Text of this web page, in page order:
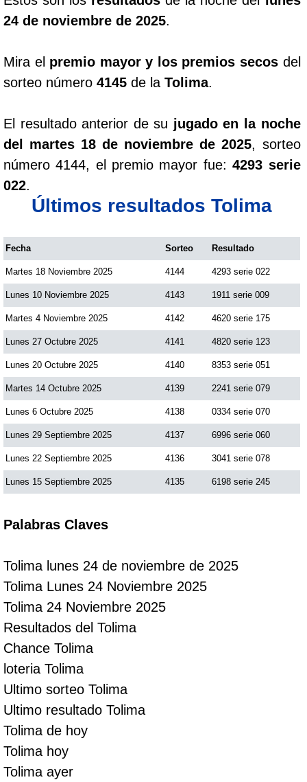
24 de noviembre de 2025.
Mira el premio mayor y los premios secosdel
sorteo número 4145 de la Tolima.
El resultado anterior de su jugado en la noche
del martes 18 de noviembre de 2025, sorteo
número 4144, el premio mayor fue:4293 serie
022.
Últimos resultados Tolima
Fecha Sorteo Resultado
Martes 18 Noviembre 2025 4144 4293 serie 022
Lunes 10 Noviembre 2025 4143 1911 serie 009
Martes 4 Noviembre 2025 4142 4620 serie 175
Lunes 27 Octubre 2025 4141 4820 serie 123
Lunes 20 Octubre 2025 4140 8353 serie 051
Martes 14 Octubre 2025 4139 2241 serie 079
Lunes 6 Octubre 2025 4138 0334 serie 070
Lunes 29 Septiembre 2025 4137 6996 serie 060
Lunes 22 Septiembre 2025 4136 3041 serie 078
Lunes 15 Septiembre 2025 4135 6198 serie 245
Palabras Claves
Tolima lunes 24 de noviembre de 2025
Tolima Lunes 24 Noviembre 2025
Tolima 24 Noviembre 2025
Resultados del Tolima
Chance Tolima
loteria Tolima
Ultimo sorteo Tolima
Ultimo resultado Tolima
Tolima de hoy
Tolima hoy
Tolima ayer